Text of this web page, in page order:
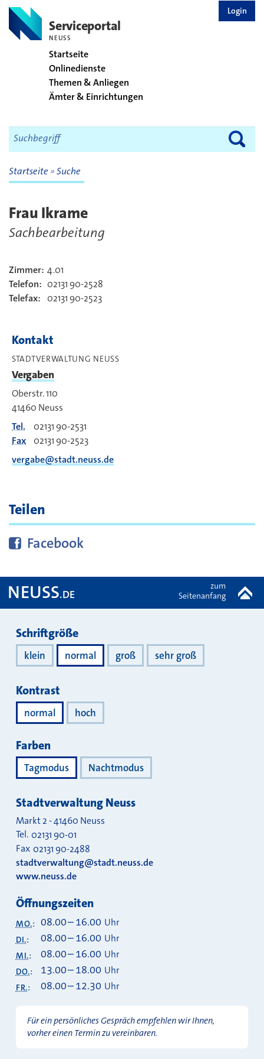
Serviceportal
NEUSS
Startseite
Onlinedienste
Themen & Anliegen
Ämter & Einrichtungen
Login
Startseite Suche
Frau Ikrame
Sachbearbeitung
Kontakt
Zimmer: 4.01
Telefon: 02131 90-2528
Telefax:
02131 90-2523
Kontakt
STADTVERWALTUNG NEUSS
Vergaben
Oberstr. 110
41460 Neuss
Tel.
02131 90-2531
Fax
02131 90-2523
vergabe@stadt.neuss.de
Teilen
Diese Seite bei
Facebook
NEUSS.DE
zum
Seitenanfang
Darstellung
Schriftgröße
klein normal groß sehr groß
Kontrast
normal hoch
Farben
Tagmodus Nachtmodus
Stadtverwaltung Neuss
Markt 2-41460 Neuss
Tel. 02131 90-01
Fax 02131 90-2488
stadtverwaltung@stadt.neuss.de
www.neuss.de
Öffnungszeiten
MO.: 08.00–16.00 Uhr
DI.: 08.00–16.00 Uhr
MI.: 08.00–16.00 Uhr
DO.: 13.00–18.00 Uhr
FR.: 08.00–12.30 Uhr
Für ein persönliches Gespräch empfehlen wir Ihnen,
vorher einen Termin zu vereinbaren.